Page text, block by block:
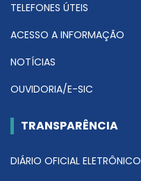
TELEFONES ÚTEIS
ACESSO A INFORMAÇÃO
NOTÍCIAS
OUVIDORIA/E-SIC
TRANSPARÊNCIA
DIÁRIO OFICIAL ELETRÔNICO